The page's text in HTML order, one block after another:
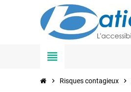
view_headline
chevron_right Risques contagieux chevron_right